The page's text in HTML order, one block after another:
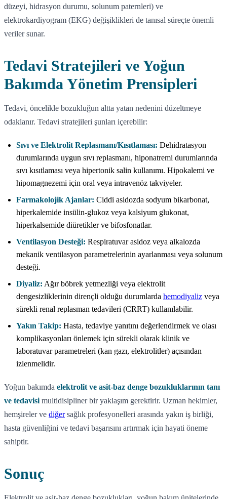
düzeyi, hidrasyon durumu, solunum paternleri) ve
elektrokardiyogram (EKG) değişiklikleri de tanısal süreçte önemli
veriler sunar.
Tedavi Stratejileri ve Yoğun
Bakımda Yönetim Prensipleri
Tedavi, öncelikle bozukluğun altta yatan nedenini düzeltmeye
odaklanır. Tedavi stratejileri şunları içerebilir:
Sıvı ve Elektrolit Replasmanı/Kısıtlaması: Dehidratasyon
durumlarında uygun sıvı replasmanı, hiponatremi durumlarında
sıvı kısıtlaması veya hipertonik salin kullanımı. Hipokalemi ve
hipomagnezemi için oral veya intravenöz takviyeler.
Farmakolojik Ajanlar: Ciddi asidozda sodyum bikarbonat,
hiperkalemide insülin-glukoz veya kalsiyum glukonat,
hiperkalsemide diüretikler ve bifosfonatlar.
Ventilasyon Desteği: Respiratuvar asidoz veya alkalozda
mekanik ventilasyon parametrelerinin ayarlanması veya solunum
desteği.
Diyaliz: Ağır böbrek yetmezliği veya elektrolit
dengesizliklerinin dirençli olduğu durumlarda hemodiyaliz veya
sürekli renal replasman tedavileri (CRRT) kullanılabilir.
Yakın Takip: Hasta, tedaviye yanıtını değerlendirmek ve olası
komplikasyonları önlemek için sürekli olarak klinik ve
laboratuvar parametreleri (kan gazı, elektrolitler) açısından
izlenmelidir.
Yoğun bakımda elektrolit ve asit-baz denge bozukluklarının tanı
ve tedavisi multidisipliner bir yaklaşım gerektirir. Uzman hekimler,
hemşireler ve diğersağlık profesyonelleri arasında yakın iş birliği,
hasta güvenliğini ve tedavi başarısını artırmak için hayati öneme
sahiptir.
Sonuç